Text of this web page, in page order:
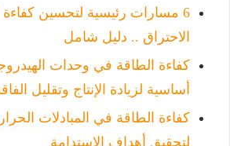
6 مسارات رئيسية لتحسين
الاحتراق .. دليل شامل
أساسية لزيادة الإنتاج وتقليل
لتحقيق أهداف الاستدامة